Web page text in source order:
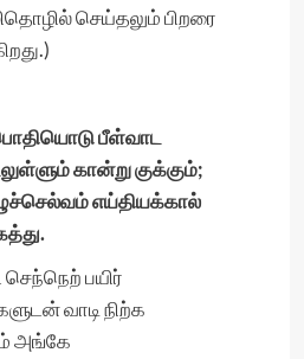
செய்தலும் பிறரை
பீள்வாட
கான்று குக்கும்;
எய்தியக்கால்
பயிர்
வாடி நிற்க
அங்கே